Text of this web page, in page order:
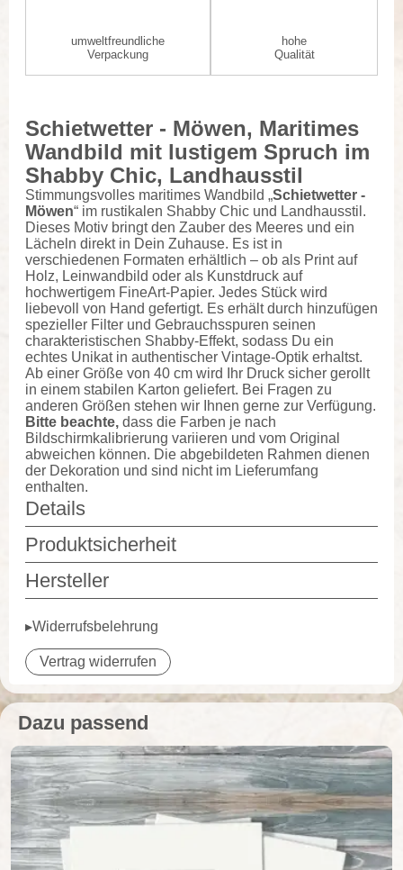
umweltfreundliche
Verpackung
hohe
Qualität
Schietwetter - Möwen, Maritimes
Wandbild mit lustigem Spruch im
Shabby Chic, Landhausstil
Stimmungsvolles maritimes Wandbild „Schietwetter -
Möwen“ im rustikalen Shabby Chic und Landhausstil.
Dieses Motiv bringt den Zauber des Meeres und ein
Lächeln direkt in Dein Zuhause. Es ist in
verschiedenen Formaten erhältlich – ob als Print auf
Holz, Leinwandbild oder als Kunstdruck auf
hochwertigem FineArt-Papier. Jedes Stück wird
liebevoll von Hand gefertigt. Es erhält durch hinzufügen
spezieller Filter und Gebrauchsspuren seinen
charakteristischen Shabby-Effekt, sodass Du ein
echtes Unikat in authentischer Vintage-Optik erhaltst.
Ab einer Größe von 40 cm wird Ihr Druck sicher gerollt
in einem stabilen Karton geliefert. Bei Fragen zu
anderen Größen stehen wir Ihnen gerne zur Verfügung.
Bitte beachte, dass die Farben je nach
Bildschirmkalibrierung variieren und vom Original
abweichen können. Die abgebildeten Rahmen dienen
der Dekoration und sind nicht im Lieferumfang
enthalten.
Details
Produktsicherheit
Hersteller
▸Widerrufsbelehrung
Vertrag widerrufen
Dazu passend